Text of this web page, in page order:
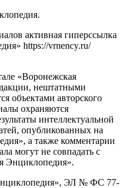
активная гиперссылка
https://vrnency.ru/
«Воронежская
нештатными
объектами авторского
охраняются
интеллектуальной
опубликованных на
а также комментарии
могут не совпадать с
Энциклопедия».
ЭЛ № ФС 77-